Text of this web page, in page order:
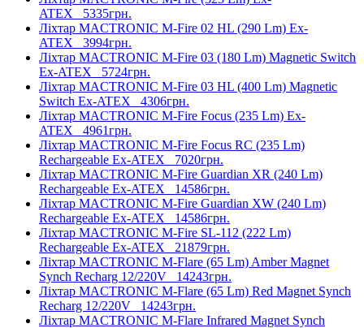
ATEX 5335грн.
Ліхтар MACTRONIC M-Fire 02 HL (290 Lm) Ex-
ATEX 3994грн.
Ліхтар MACTRONIC M-Fire 03 (180 Lm) Magnetic Switch
Ex-ATEX 5724грн.
Ліхтар MACTRONIC M-Fire 03 HL (400 Lm) Magnetic
Switch Ex-ATEX 4306грн.
Ліхтар MACTRONIC M-Fire Focus (235 Lm) Ex-
ATEX 4961грн.
Ліхтар MACTRONIC M-Fire Focus RC (235 Lm)
Rechargeable Ex-ATEX 7020грн.
Ліхтар MACTRONIC M-Fire Guardian XR (240 Lm)
Rechargeable Ex-ATEX 14586грн.
Ліхтар MACTRONIC M-Fire Guardian XW (240 Lm)
Rechargeable Ex-ATEX 14586грн.
Ліхтар MACTRONIC M-Fire SL-112 (222 Lm)
Rechargeable Ex-ATEX 21879грн.
Ліхтар MACTRONIC M-Flare (65 Lm) Amber Magnet
Synch Recharg 12/220V 14243грн.
Ліхтар MACTRONIC M-Flare (65 Lm) Red Magnet Synch
Recharg 12/220V 14243грн.
Ліхтар MACTRONIC M-Flare Infrared Magnet Synch